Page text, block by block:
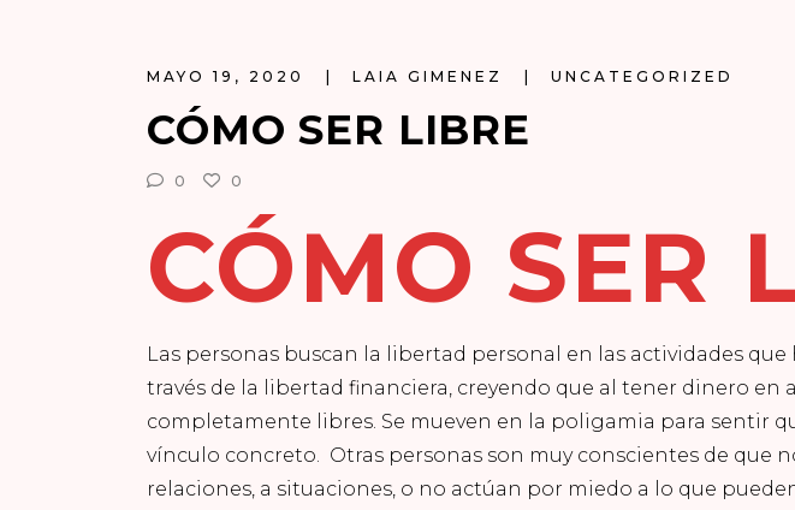
MAYO 19, 2020 LAIA GIMENEZ UNCATEGORIZED
CÓMO SER LIBRE
0 0
CÓMO SER
Las personas buscan la libertad personal en las actividades que
través de la libertad financiera, creyendo que al tener dinero en
completamente libres. Se mueven en la poligamia para sentir
vínculo concreto. Otras personas son muy conscientes de que
relaciones, a situaciones, o no actúan por miedo a lo que